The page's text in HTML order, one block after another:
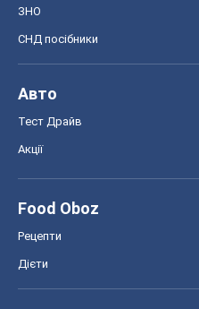
ЗНО
СНД посібники
Авто
Тест Драйв
Акції
Food Oboz
Рецепти
Дієти